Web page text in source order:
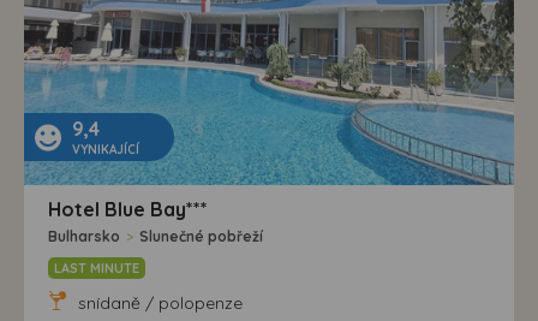
9,4
VYNIKAJÍCÍ
Hotel Blue Bay***
Bulharsko > Slunečné pobřeží
LAST MINUTE
snídaně / polopenze